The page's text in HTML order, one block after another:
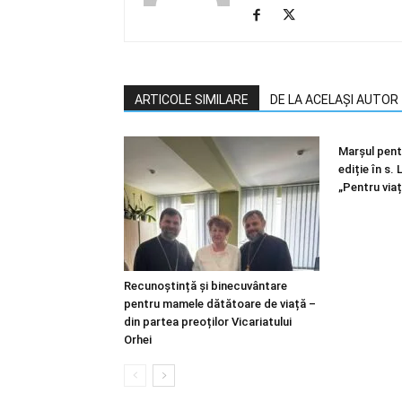
ARTICOLE SIMILARE DE LA ACELAȘI AUTOR
Recunoștință și binecuvântare
pentru mamele dătătoare de viață –
din partea preoților Vicariatului
Orhei
Marșul
ediție în s.
„Pentru